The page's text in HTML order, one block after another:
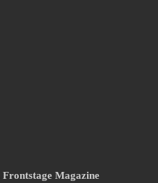
Frontstage Magazine